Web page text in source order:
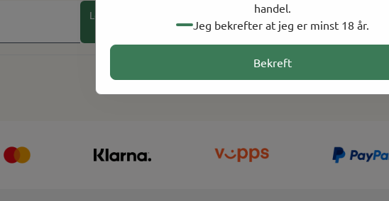
handel.
Jeg bekrefter at jeg er minst 18 år.
Bekreft
Legg